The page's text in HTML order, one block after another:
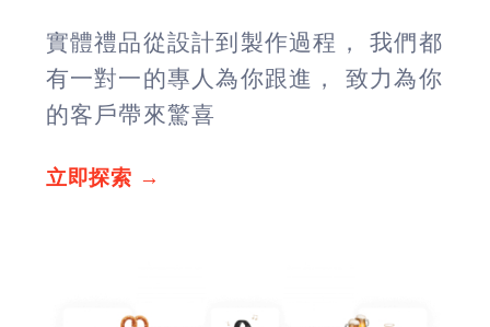
實體禮品從設計到製作過程， 我們都
有一對一的專人為你跟進， 致力為你
的客戶帶來驚喜
立即探索 →